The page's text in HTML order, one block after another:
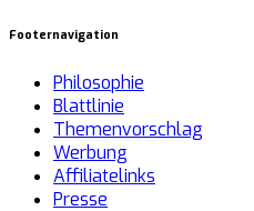
Footernavigation
Philosophie
Blattlinie
Themenvorschlag
Werbung
Affiliatelinks
Presse